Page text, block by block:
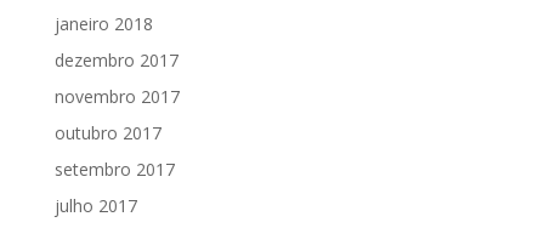
janeiro 2018
dezembro 2017
novembro 2017
outubro 2017
setembro 2017
julho 2017